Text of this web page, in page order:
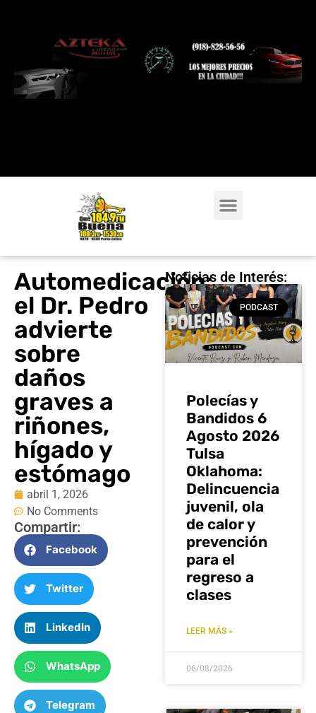
Automedicación:
el Dr. Pedro
advierte
sobre
daños
graves a
riñones,
hígado y
estómago
abril 1, 2026
No Comments
Compartir:
Facebook
Twitter
LinkedIn
WhatsApp
Telegram
Noticias de Interés:
PODCAST
Polecías y
Bandidos 6
Agosto 2026
Tulsa
Oklahoma:
Delincuencia
juvenil, ola
de calor y
prevención
para el
regreso a
clases
LEER MÁS »
06/08/2026